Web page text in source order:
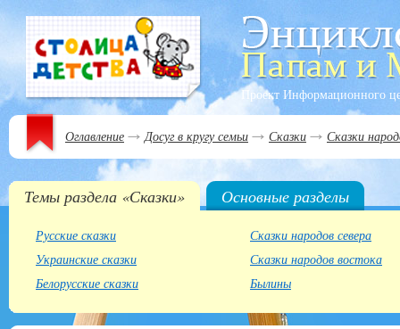
Проект Информационного
Оглавление Досуг в кругу семьи Сказки Сказки
Темы раздела «Сказки» Основные разделы
Русские сказки
Украинские сказки
Белорусские сказки
Сказки народов севера
Сказки народов востока
Былины